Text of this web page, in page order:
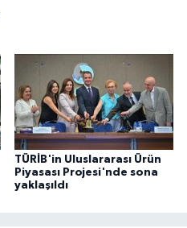
TÜRİB'in Uluslararası Ürün
Piyasası Projesi'nde sona
yaklaşıldı